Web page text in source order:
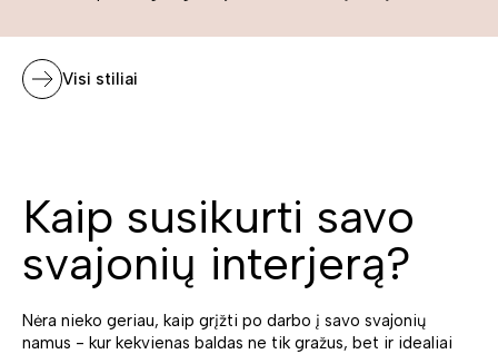
Visi stiliai
Kaip susikurti savo
svajonių interjerą?
Nėra nieko geriau, kaip grįžti po darbo į savo svajonių
namus - kur kekvienas baldas ne tik gražus, bet ir idealiai